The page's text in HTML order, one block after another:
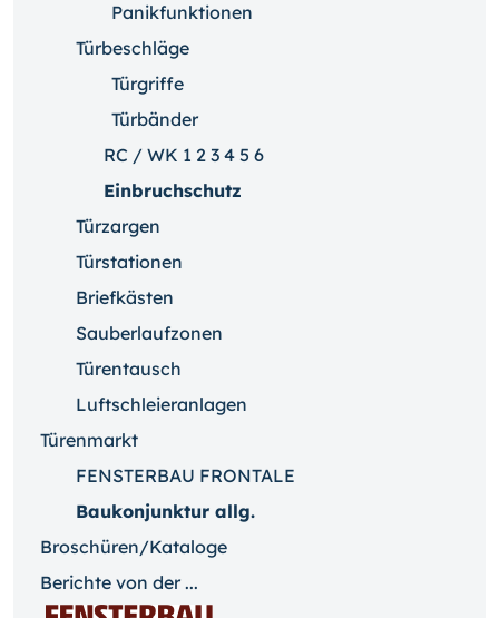
Panikfunktionen
Türbeschläge
Türgriffe
Türbänder
RC / WK 1 2 3 4 5 6
Einbruchschutz
Türzargen
Türstationen
Briefkästen
Sauberlaufzonen
Türentausch
Luftschleieranlagen
Türenmarkt
FENSTERBAU FRONTALE
Baukonjunktur allg.
Broschüren/Kataloge
Berichte von der ...